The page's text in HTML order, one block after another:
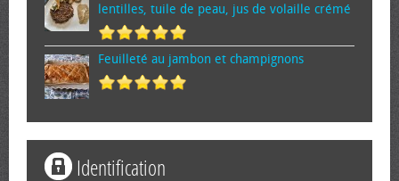
lentilles, tuile de peau, jus de volaille crémé
Feuilleté au jambon et champignons
Identification